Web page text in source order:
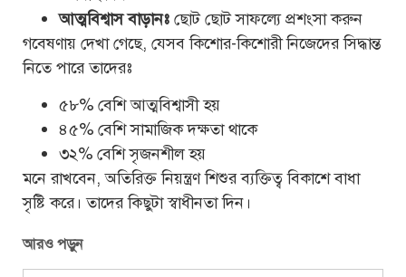
আত্মবিশ্বাস বাড়ানঃ ছোট ছোট সাফল্যে প্রশংসা করুন
গবেষণায় দেখা গেছে, যেসব কিশোর-কিশোরী নিজেদের সিদ্ধান্ত
নিতে পারে তাদেরঃ
৫৮% বেশি আত্মবিশ্বাসী হয়
৪৫% বেশি সামাজিক দক্ষতা থাকে
৩২% বেশি সৃজনশীল হয়
মনে রাখবেন, অতিরিক্ত নিয়ন্ত্রণ শিশুর ব্যক্তিত্ব বিকাশে বাধা
সৃষ্টি করে। তাদের কিছুটা স্বাধীনতা দিন।
আরও পড়ুন